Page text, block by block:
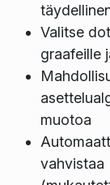
Valitse
graafeille
muotoa
vahvistaa